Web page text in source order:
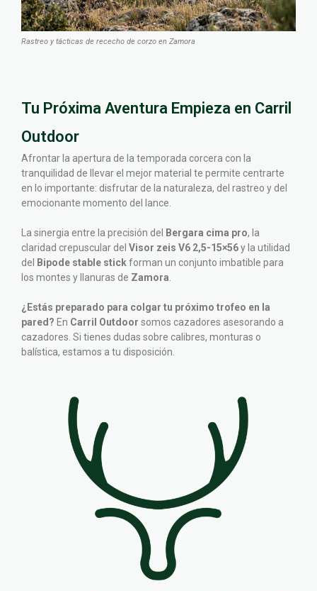
Rastreo y tácticas de rececho de corzo en Zamora
Tu Próxima Aventura Empieza en Carril
Outdoor
Afrontar la apertura de la temporada corcera con la
tranquilidad de llevar el mejor material te permite centrarte
en lo importante: disfrutar de la naturaleza, del rastreo y del
emocionante momento del lance.
La sinergia entre la precisión del Bergara cima pro, la
claridad crepuscular del Visor zeis V6 2,5-15×56y la utilidad
del
Bipode stable stickforman un conjunto imbatible para
los montes y llanuras de Zamora
¿Estás preparado para colgar tu próximo trofeo en la
pared? En Carril Outdoor somos cazadores asesorando a
cazadores. Si tienes dudas sobre calibres, monturas o
balística, estamos a tu disposición.